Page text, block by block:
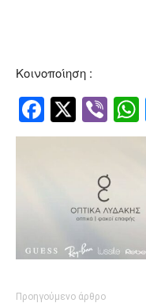
Κοινοποίηση :
Προηγούμενο άρθρο